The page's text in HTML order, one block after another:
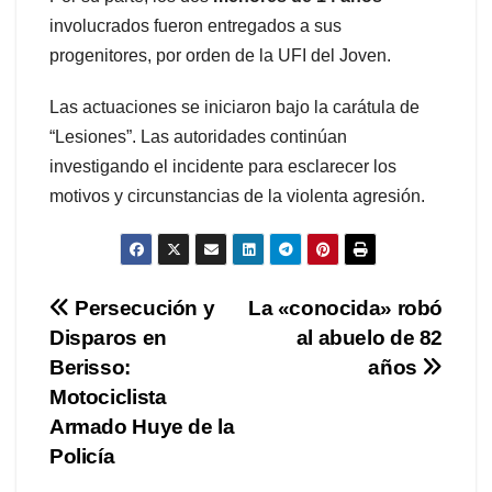
involucrados fueron entregados a sus
progenitores, por orden de la UFI del Joven.
Las actuaciones se iniciaron bajo la carátula de
“Lesiones”. Las autoridades continúan
investigando el incidente para esclarecer los
motivos y circunstancias de la violenta agresión.
Navegación
de
entradas
La «conocida» robó
al abuelo de 82
años
Persecución y
Disparos en
Berisso:
Motociclista
Armado Huye de la
Policía